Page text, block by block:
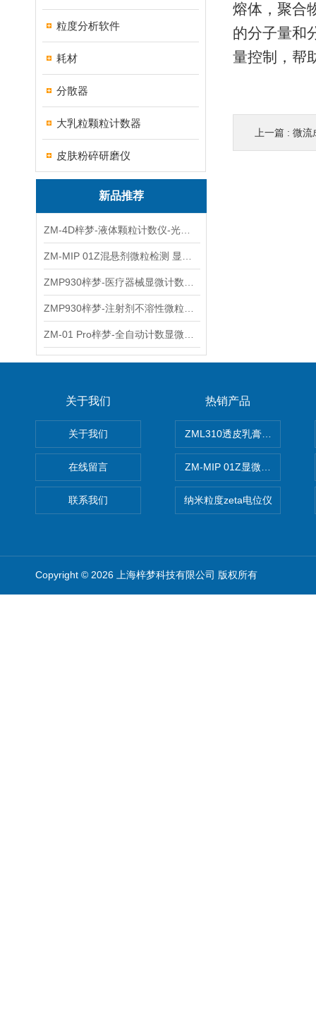
粒度分析软件
耗材
分散器
大乳粒颗粒计数器
皮肤粉碎研磨仪
新品推荐
熔体，聚合
的分子量和
量控制，帮
上一篇 : 微流
关于我们
关于我们
在线留言
联系我们
热销产品
ZML310透皮乳膏粒度晶型分
ZM-MIP 01Z显微镜法不溶性
纳米粒度zeta电位仪
Copyright © 2026 上海梓梦科技有限公司 版权所有